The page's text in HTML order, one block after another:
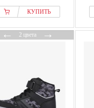
КУПИТЬ
←2 цвета→